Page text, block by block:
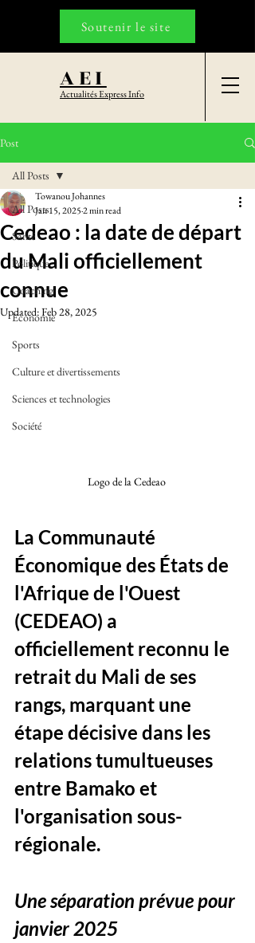
AEI
Actualités Express Info
Soutenir le site
Post
All Posts
Santé
Politique
Coaching
Economie
Sports
Culture et divertissements
Sciences et technologies
Société
All Posts
Cedeao : la date de départ
du Mali officiellement
connue
Towanou Johannes
Jan 15, 20252 min read
Updated:Feb 28, 2025
Logo de la Cedeao
La Communauté
Économique des États de
l'Afrique de l'Ouest
(CEDEAO) a
officiellement reconnu le
retrait du Mali de ses
rangs, marquant une
étape décisive dans les
relations tumultueuses
entre Bamako et
l'organisation sous-
régionale.
Une séparation prévue pour
janvier 2025